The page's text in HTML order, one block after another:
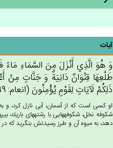
آیات
وَ هُوَ الَّذِي‌ أَنْزَل‌َ مِن‌َ السَّمَاءِ مَاءً
طَلْعِهَا قِنْوَان‌ٌ دَانِيَة‌ٌ وَ جَنَّات‌ٍ مِنْ‌
ذَلِكُم‌ْ لَآيَات‌ٍ لِقَوْم‌ٍ يُؤْمِنُون‌َ (انعام: 99)
او كسى است كه از آسمان، آبى نازل كرد، و
شكوفه نخل، شكوفه‏هايى با رشته‏هاى باريك
دهد، به ميوه آن و طرز رسيدنش بنگريد كه در